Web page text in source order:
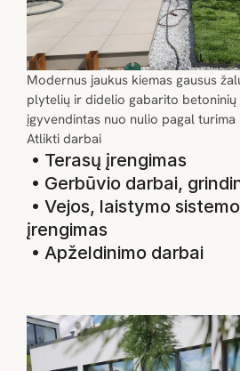
Modernus jaukus kiemas gausus
plytelių ir didelio gabarito
įgyvendintas nuo nulio pagal
Atlikti darbai
įrengimas
• Apželdinimo darbai